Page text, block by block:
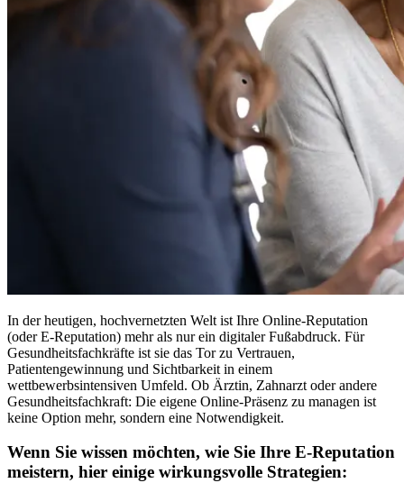
In der heutigen, hochvernetzten Welt ist Ihre Online-Reputation
(oder E-Reputation) mehr als nur ein digitaler Fußabdruck. Für
Gesundheitsfachkräfte ist sie das Tor zu Vertrauen,
Patientengewinnung und Sichtbarkeit in einem
wettbewerbsintensiven Umfeld. Ob Ärztin, Zahnarzt oder andere
Gesundheitsfachkraft: Die eigene Online-Präsenz zu managen ist
keine Option mehr, sondern eine Notwendigkeit.
Wenn Sie wissen möchten, wie Sie Ihre E-Reputation
meistern, hier einige wirkungsvolle Strategien: